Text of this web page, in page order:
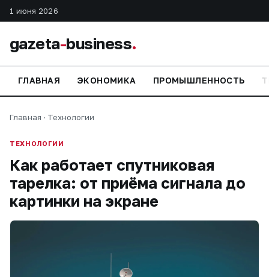
1 июня 2026
gazeta-business.
ГЛАВНАЯ ЭКОНОМИКА ПРОМЫШЛЕННОСТЬ
Главная · Технологии
ТЕХНОЛОГИИ
Как работает спутниковая
тарелка: от приёма сигнала до
картинки на экране